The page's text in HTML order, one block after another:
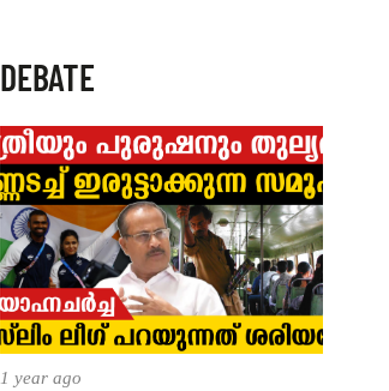
DEBATE
1 year ago